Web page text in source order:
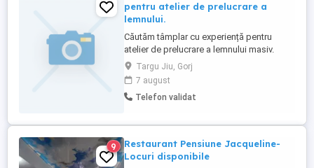
pentru atelier de prelucrare a
lemnului.
Căutăm tâmplar cu experiență pentru
atelier de prelucrare a lemnului masiv.
Cerințe: Experiență în realizarea
mobilierului și a altor produse din lemn
masiv; Seriozitate, responsabilitate și
atenție la detalii; Capacitatea de a lucra
Contract de muncă; Salariu ...
Targu Jiu, Gorj
7 august
Telefon validat
9
Restaurant Pensiune Jacqueline-
Locuri disponibile